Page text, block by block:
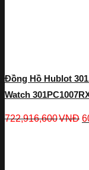
Đồng Hồ Hublot
Watch
722,916,600VNĐ